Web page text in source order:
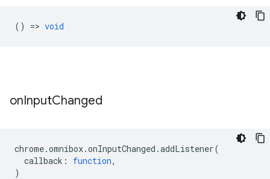
() => void
onInputChanged
chrome.omnibox.onInputChanged .addListener(
callback : function,
)